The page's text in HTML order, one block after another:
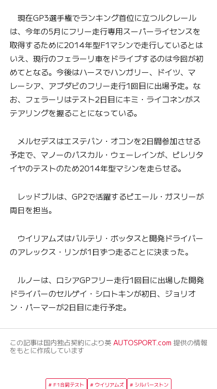
現在GP3選手権でランキング首位に立つルクレール
は、今年の5月にフリー走行専用スーパーライセンスを
取得するために2014年型F1マシンで走行しているとは
いえ、現行のフェラーリ車をドライブするのは今回が初
めてとなる。今後はハースでハンガリー、ドイツ、マ
レーシア、アブダビのフリー走行1回目に出場予定。な
お、フェラーリはテスト2日目にキミ・ライコネンがス
テアリングを握ることになっている。
メルセデスはエステバン・オコンを2日間参加させる
予定で、マノーのパスカル・ウェーレインが、ピレリタ
イヤのテストのため2014年型マシンを走らせる。
レッドブルは、GP2で活躍するピエール・ガスリーが
両日を担当。
ウイリアムズはバルテリ・ボッタスと開発ドライバー
のアレックス・リンが1日ずつ走ることに決まった。
ルノーは、ロシアGPフリー走行1回目に出場した開発
ドライバーのセルゲイ・シロトキンが初日、ジョリオ
ン・パーマーが2日目に走行予定。
この記事は国内独占契約により英 AUTOSPORT.com 提供の情報
をもとに作成しています
F1合同テスト ウイリアムズ
シルバーストン